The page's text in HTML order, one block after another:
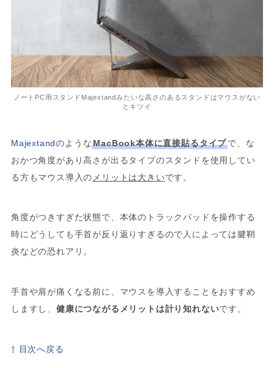
ノートPC用スタンドMajextandみたいな高さのあるスタンドはマウスがない
とキツイ
MajextandのようなMacBook本体に直接貼るタイプで、な
おかつ角度があり高さが出るタイプのスタンドを使用してい
る方もマウス導入の メリットは大きいです。
角度がつきすぎた状態で、本体のトラックパッドを操作する
時にどうしても手首が反り返りすぎるので人によっては腱鞘
炎などの恐れアリ。
手首や肩が痛くなる前に、マウスを導入することをおすすめ
しますし、 健康につながるメリットは計り知れないです。
⇧ 目次へ戻る